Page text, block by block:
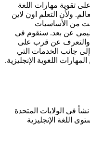
تقوية مهارات اللغة
ولأن التعلم اون لاين
من الأساسيات
عن بعد. سنقوم في
والتعرف عن قرب على
إلى جانب الخدمات التي
اللغوية الإنجليزية.
في الولايات المتحدة
اللغة الإنجليزية